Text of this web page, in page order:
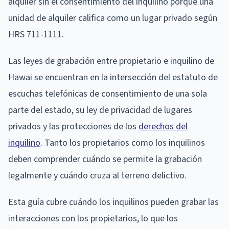
unidad de alquiler califica como un lugar privado según
HRS 711-1111.
Las leyes de grabación entre propietario e inquilino de
Hawai se encuentran en la intersección del estatuto de
escuchas telefónicas de consentimiento de una sola
parte del estado, su ley de privacidad de lugares
privados y las protecciones de los derechos del
inquilino. Tanto los propietarios como los inquilinos
deben comprender cuándo se permite la grabación
legalmente y cuándo cruza al terreno delictivo.
Esta guía cubre cuándo los inquilinos pueden grabar las
interacciones con los propietarios, lo que los